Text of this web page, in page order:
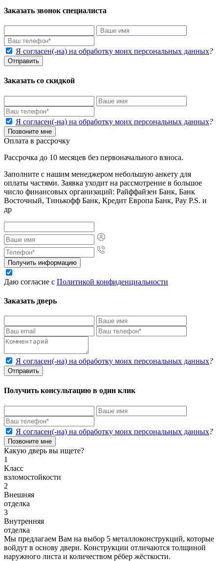
Заказать звонок специалиста
Я согласен(-на) на обработку моих персональных данных?
Отправить
Заказать со скидкой
Я согласен(-на) на обработку моих персональных данных?
Позвоните мне
Оплата в рассрочку
Рассрочка до 10 месяцев без первоначального взноса.
Заполните с нашим менеджером небольшую анкету для
оплаты частями. Заявка уходит на рассмотрение в большое
число финансовых организаций: Райффайзен Банк, Банк
Восточный, Тинькофф Банк, Кредит Европа Банк, Pay P.S. и
др
Получить информацию
Даю согласие с Политикой конфиденциальности
Заказать дверь
Я согласен(-на) на обработку моих персональных данных?
Отправить
Получить консультацию в один клик
Я согласен(-на) на обработку моих персональных данных?
Позвоните мне
Какую дверь вы ищете?
1
Класс
взломостойкости
2
Внешняя
отделка
3
Внутренняя
отделка
Мы предлагаем Вам на выбор 5 металлоконструкций, которые
войдут в основу двери. Конструкции отличаются толщиной
наружного листа и количеством рёбер жёсткости.